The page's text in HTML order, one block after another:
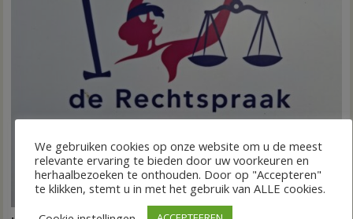
We gebruiken cookies op onze website om u de meest
relevante ervaring te bieden door uw voorkeuren en
herhaalbezoeken te onthouden. Door op "Accepteren"
te klikken, stemt u in met het gebruik van ALLE cookies.